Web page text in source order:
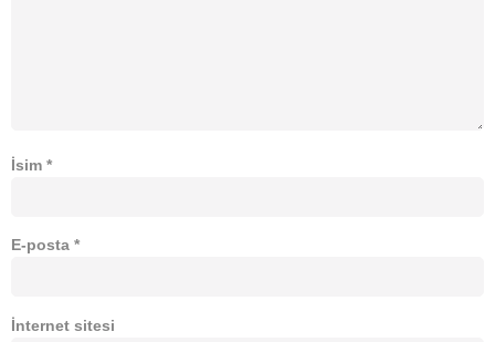
İsim *
E-posta *
İnternet sitesi